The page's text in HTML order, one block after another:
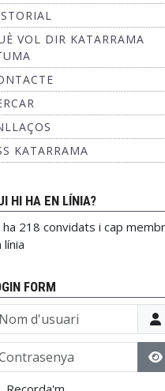
VOL DIR KATARRAMA
KATARRAMA
HI HA EN LÍNIA?
ha 218 convidats i cap
línia
FORM
d'usuari